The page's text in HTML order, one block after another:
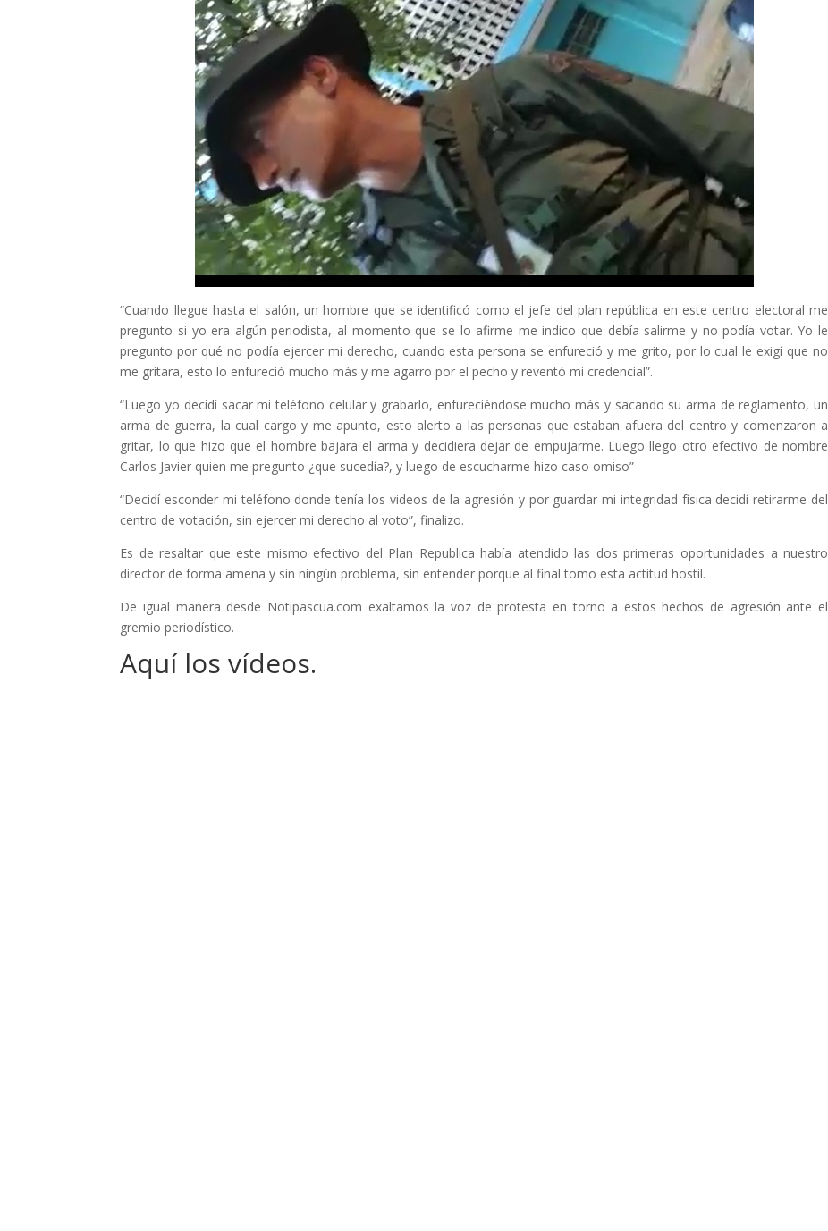
“Cuando llegue hasta el salón, un hombre que se identificó como el jefe del plan república en este centro electoral me
pregunto si yo era algún periodista, al momento que se lo afirme me indico que debía salirme y no podía votar. Yo le
pregunto por qué no podía ejercer mi derecho, cuando esta persona se enfureció y me grito, por lo cual le exigí que no
me gritara, esto lo enfureció mucho más y me agarro por el pecho y reventó mi credencial”.
“Luego yo decidí sacar mi teléfono celular y grabarlo, enfureciéndose mucho más y sacando su arma de reglamento, un
arma de guerra, la cual cargo y me apunto, esto alerto a las personas que estaban afuera del centro y comenzaron a
gritar, lo que hizo que el hombre bajara el arma y decidiera dejar de empujarme. Luego llego otro efectivo de nombre
Carlos Javier quien me pregunto ¿que sucedía?, y luego de escucharme hizo caso omiso”
“Decidí esconder mi teléfono donde tenía los videos de la agresión y por guardar mi integridad física decidí retirarme del
centro de votación, sin ejercer mi derecho al voto”, finalizo.
Es de resaltar que este mismo efectivo del Plan Republica había atendido las dos primeras oportunidades a nuestro
director de forma amena y sin ningún problema, sin entender porque al final tomo esta actitud hostil.
De igual manera desde Notipascua.com exaltamos la voz de protesta en torno a estos hechos de agresión ante el
gremio periodístico.
Aquí los vídeos.